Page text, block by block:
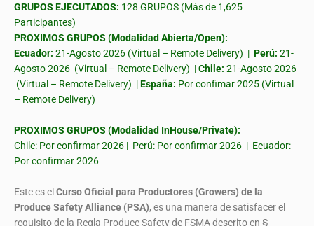
GRUPOS EJECUTADOS: 128 GRUPOS (Más de 1,625
Participantes)
PROXIMOS GRUPOS (Modalidad Abierta/Open):
Ecuador: 21-Agosto 2026 (Virtual – Remote Delivery) | Perú: 21-
Agosto 2026 (Virtual – Remote Delivery) |Chile: 21-Agosto 2026
(Virtual – Remote Delivery) |España: Por confimar 2025 (Virtual
– Remote Delivery)
PROXIMOS GRUPOS (Modalidad InHouse/Private):
Chile: Por confirmar 2026 | Perú: Por confirmar 2026 | Ecuador:
Por confirmar 2026
Este es el Curso Oficial para Productores (Growers) de la
Produce Safety Alliance (PSA), es una manera de satisfacer el
requisito de la Regla Produce Safety de FSMA descrito en §